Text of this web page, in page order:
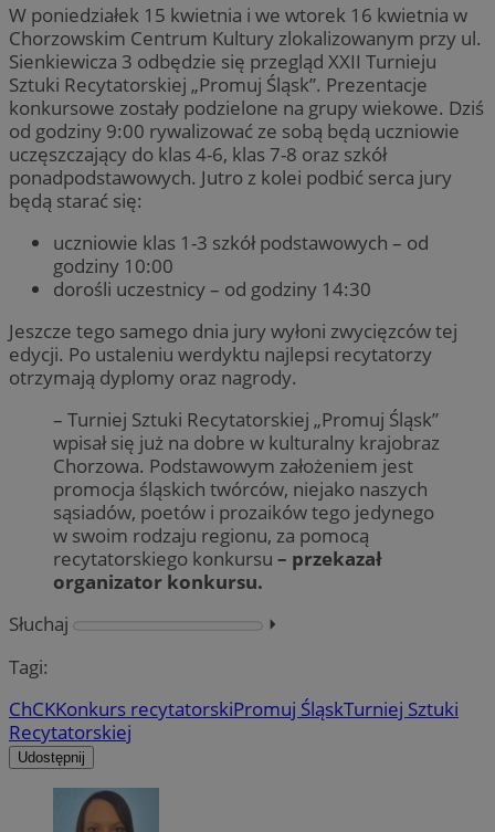
W poniedziałek 15 kwietnia i we wtorek 16 kwietnia w
Chorzowskim Centrum Kultury zlokalizowanym przy ul.
Sienkiewicza 3 odbędzie się przegląd XXII Turnieju
Sztuki Recytatorskiej „Promuj Śląsk”. Prezentacje
konkursowe zostały podzielone na grupy wiekowe. Dziś
od godziny 9:00 rywalizować ze sobą będą uczniowie
uczęszczający do klas 4-6, klas 7-8 oraz szkół
ponadpodstawowych. Jutro z kolei podbić serca jury
będą starać się:
uczniowie klas 1-3 szkół podstawowych – od
godziny 10:00
dorośli uczestnicy – od godziny 14:30
Jeszcze tego samego dnia jury wyłoni zwycięzców tej
edycji. Po ustaleniu werdyktu najlepsi recytatorzy
otrzymają dyplomy oraz nagrody.
– Turniej Sztuki Recytatorskiej „Promuj Śląsk”
wpisał się już na dobre w kulturalny krajobraz
Chorzowa. Podstawowym założeniem jest
promocja śląskich twórców, niejako naszych
sąsiadów, poetów i prozaików tego jedynego
w swoim rodzaju regionu, za pomocą
recytatorskiego konkursu – przekazał
organizator konkursu.
Słuchaj
⏵︎
Tagi:
ChCKKonkurs recytatorskiPromuj ŚląskTurniej Sztuki
Recytatorskiej
Udostępnij